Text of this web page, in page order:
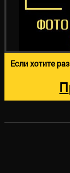
Если хотите